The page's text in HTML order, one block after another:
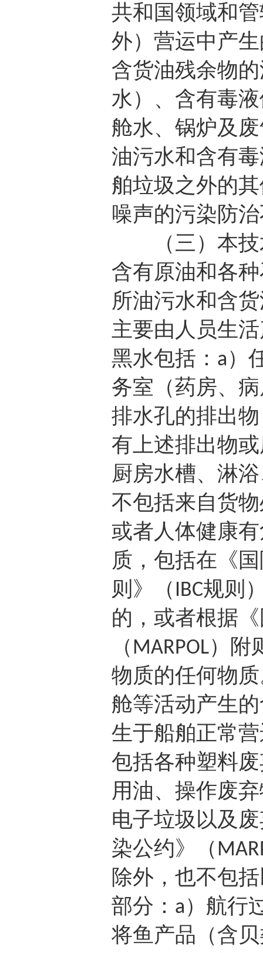
共和国领域和
外）营运中产
含货油残余物
水）、含有毒
舱水、锅炉及
油污水和含有
舶垃圾之外的
噪声的污染防
（三）本技
含有原油和各
所油污水和含
主要由人员生
黑水包括： a）
务室（药房、
排水孔的排出
有上述排出物
厨房水槽、淋
不包括来自货
或者人体健康
质，包括在《
则》（ IBC规则
的，或者根据
（ MARPOL）附
物质的任何物
舱等活动产生
生于船舶正常
包括各种塑料
用油、操作废
电子垃圾以及
染公约》（
除外，也不包
部分： a）航行
将鱼产品（含